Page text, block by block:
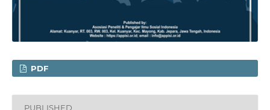
PDF
PUBLISHED